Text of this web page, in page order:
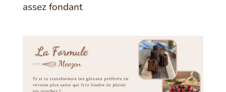
assez fondant